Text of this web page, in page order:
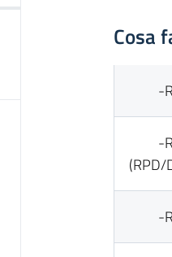
Cosa
-
-
(RPD/
-